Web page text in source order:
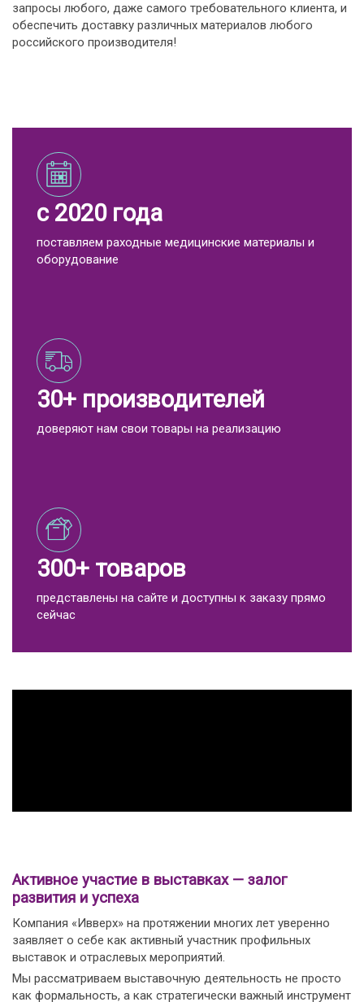
запросы любого, даже самого требовательного клиента, и
обеспечить доставку различных материалов любого
российского производителя!
с 2020 года
поставляем раходные медицинские материалы и
оборудование
30+ производителей
доверяют нам свои товары на реализацию
300+ товаров
представлены на сайте и доступны к заказу прямо
сейчас
Активное участие в выставках — залог
развития и успеха
Компания «Ивверх» на протяжении многих лет уверенно
заявляет о себе как активный участник профильных
выставок и отраслевых мероприятий.
Мы рассматриваем выставочную деятельность не просто
как формальность, а как стратегически важный инструмент